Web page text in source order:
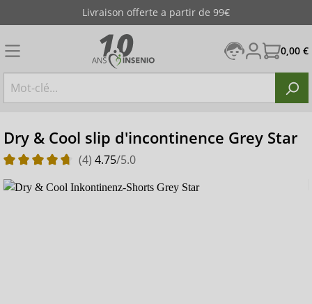
Livraison offerte a partir de 99€
0,00 €
Dry & Cool slip d'incontinence Grey Star
(4) 4.75/5.0